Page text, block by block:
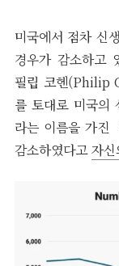
미국에서 점차 신
경우가 감소하고
필립 코헨(Philip
를 토대로 미국의
라는 이름을 가진
감소하였다고자